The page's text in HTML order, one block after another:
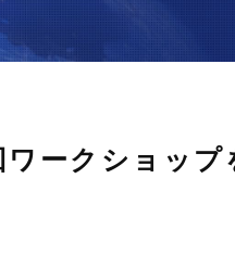
ークショップ